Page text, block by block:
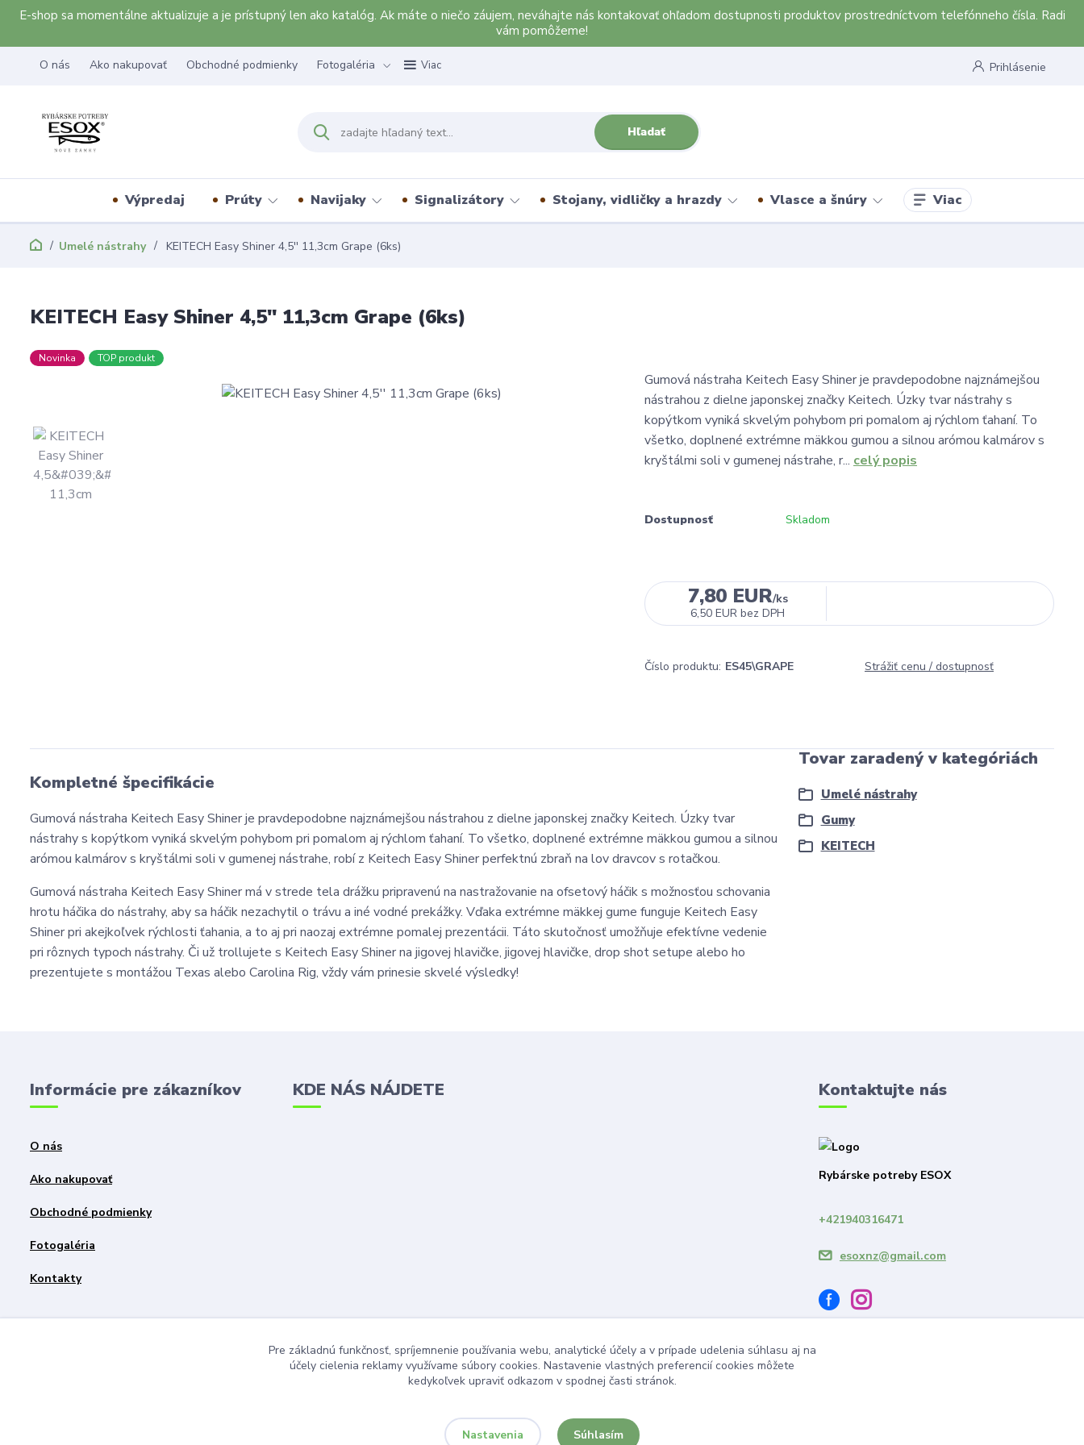
E-shop sa momentálne aktualizuje a je prístupný len ako katalóg. Ak máte o niečo záujem, neváhajte nás kontakovať ohľadom dostupnosti produktov prostredníctvom telefónneho čísla. Radi
vám pomôžeme!
O nás Ako nakupovať Obchodné podmienky Fotogaléria Viac Prihlásenie
Hľadať
Výpredaj Prúty Navijaky Signalizátory Stojany, vidličky a hrazdy Vlasce a šnúry Viac
Umelé nástrahy KEITECH Easy Shiner 4,5'' 11,3cm Grape (6ks)
KEITECH Easy Shiner 4,5'' 11,3cm Grape (6ks)
Novinka TOP produkt
Gumová nástraha Keitech Easy Shiner je pravdepodobne najznámejšou
nástrahou z dielne japonskej značky Keitech. Úzky tvar nástrahy s
kopýtkom vyniká skvelým pohybom pri pomalom aj rýchlom ťahaní. To
všetko, doplnené extrémne mäkkou gumou a silnou arómou kalmárov s
kryštálmi soli v gumenej nástrahe, r... celý popis
Dostupnosť Skladom
7,80 EUR/ks
6,50 EUR bez DPH
Číslo produktu: ES45\GRAPE Strážiť cenu / dostupnosť
Kompletné špecifikácie
Gumová nástraha Keitech Easy Shiner je pravdepodobne najznámejšou nástrahou z dielne japonskej značky Keitech. Úzky tvar
nástrahy s kopýtkom vyniká skvelým pohybom pri pomalom aj rýchlom ťahaní. To všetko, doplnené extrémne mäkkou gumou a silnou
arómou kalmárov s kryštálmi soli v gumenej nástrahe, robí z Keitech Easy Shiner perfektnú zbraň na lov dravcov s rotačkou.
Gumová nástraha Keitech Easy Shiner má v strede tela drážku pripravenú na nastražovanie na ofsetový háčik s možnosťou schovania
hrotu háčika do nástrahy, aby sa háčik nezachytil o trávu a iné vodné prekážky. Vďaka extrémne mäkkej gume funguje Keitech Easy
Shiner pri akejkoľvek rýchlosti ťahania, a to aj pri naozaj extrémne pomalej prezentácii. Táto skutočnosť umožňuje efektívne vedenie
pri rôznych typoch nástrahy. Či už trollujete s Keitech Easy Shiner na jigovej hlavičke, jigovej hlavičke, drop shot setupe alebo ho
prezentujete s montážou Texas alebo Carolina Rig, vždy vám prinesie skvelé výsledky!
Tovar zaradený v kategóriách
Umelé nástrahy
Gumy
KEITECH
Informácie pre zákazníkov
O nás
Ako nakupovať
Obchodné podmienky
Fotogaléria
Kontakty
KDE NÁS NÁJDETE Kontaktujte nás
Rybárske potreby ESOX
+421940316471
esoxnz@gmail.com
Pre základnú funkčnosť, spríjemnenie používania webu, analytické účely a v prípade udelenia súhlasu aj na
účely cielenia reklamy využívame súbory cookies. Nastavenie vlastných preferencií cookies môžete
kedykoľvek upraviť odkazom v spodnej časti stránok.
Nastavenia Súhlasím